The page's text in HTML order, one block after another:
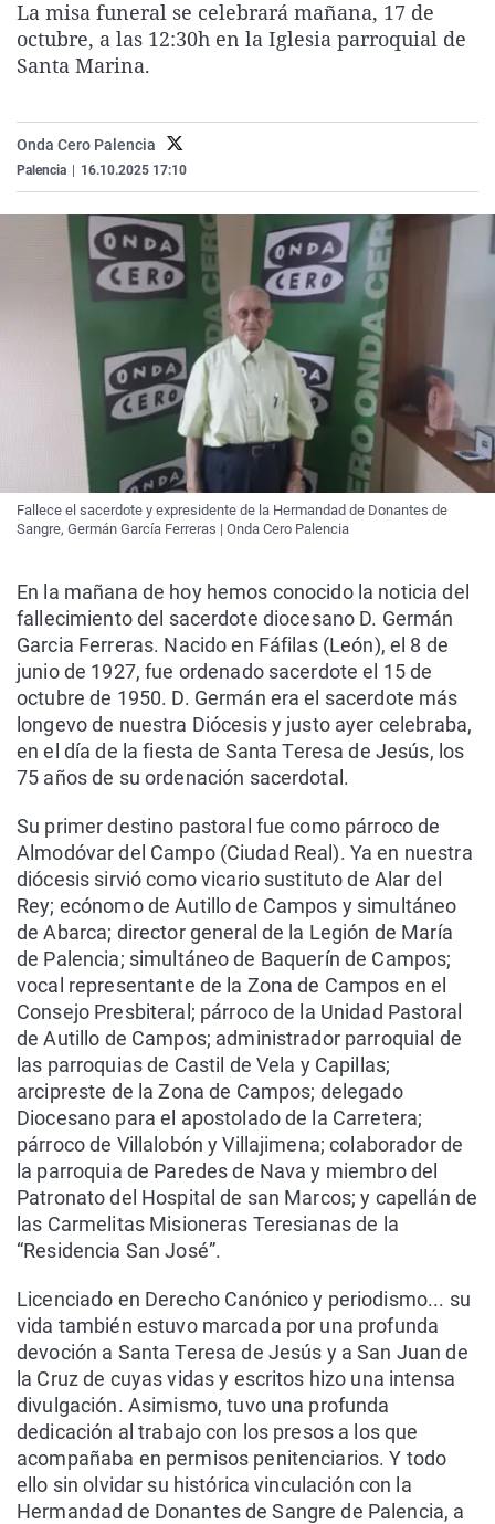
La rosa de los vientos
Gente viajera
Caso
Retornados
Extremadura
Galicia
Virales
Televisión
La misa funeral se celebrará mañana, 17 de
octubre, a las 12:30h en la Iglesia parroquial de
Santa Marina.
Onda Cero Palencia
Palencia 16.10.2025 17:10
Fallece el sacerdote y expresidente de la Hermandad de Donantes de
Sangre, Germán García Ferreras | Onda Cero Palencia
En la mañana de hoy hemos conocido la noticia del
fallecimiento del sacerdote diocesano D. Germán
Garcia Ferreras. Nacido en Fáfilas (León), el 8 de
junio de 1927, fue ordenado sacerdote el 15 de
octubre de 1950. D. Germán era el sacerdote más
longevo de nuestra Diócesis y justo ayer celebraba,
en el día de la fiesta de Santa Teresa de Jesús, los
75 años de su ordenación sacerdotal.
Su primer destino pastoral fue como párroco de
Almodóvar del Campo (Ciudad Real). Ya en nuestra
diócesis sirvió como vicario sustituto de Alar del
Rey; ecónomo de Autillo de Campos y simultáneo
de Abarca; director general de la Legión de María
de Palencia; simultáneo de Baquerín de Campos;
vocal representante de la Zona de Campos en el
Consejo Presbiteral; párroco de la Unidad Pastoral
de Autillo de Campos; administrador parroquial de
las parroquias de Castil de Vela y Capillas;
arcipreste de la Zona de Campos; delegado
Diocesano para el apostolado de la Carretera;
párroco de Villalobón y Villajimena; colaborador de
la parroquia de Paredes de Nava y miembro del
Patronato del Hospital de san Marcos; y capellán de
las Carmelitas Misioneras Teresianas de la
“Residencia San José”.
Licenciado en Derecho Canónico y periodismo... su
vida también estuvo marcada por una profunda
devoción a Santa Teresa de Jesús y a San Juan de
la Cruz de cuyas vidas y escritos hizo una intensa
divulgación. Asimismo, tuvo una profunda
dedicación al trabajo con los presos a los que
acompañaba en permisos penitenciarios. Y todo
ello sin olvidar su histórica vinculación con la
Hermandad de Donantes de Sangre de Palencia, a